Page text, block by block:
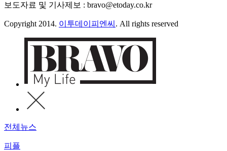
보도자료 및 기사제보 : bravo@etoday.co.kr
Copyright 2014. 이투데이피엔씨 . All rights reserved
전체뉴스
피플